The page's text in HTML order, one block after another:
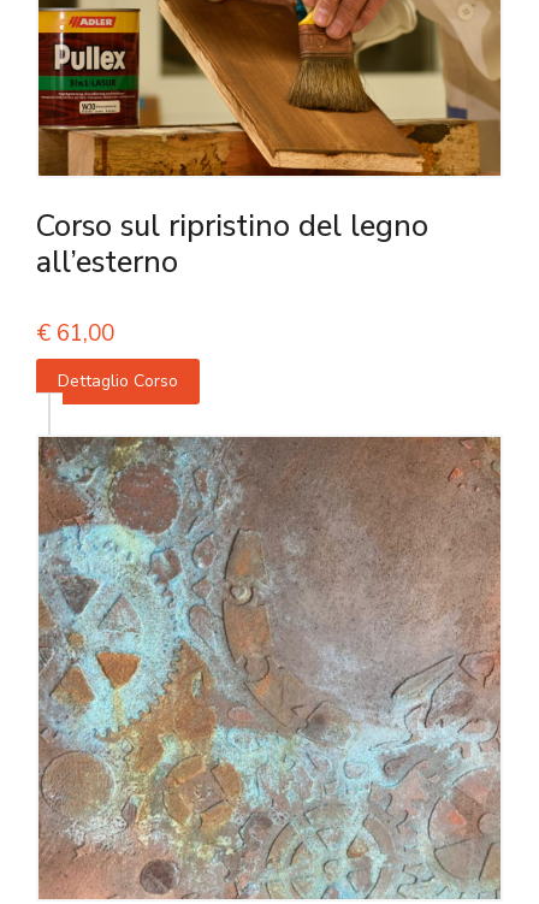
Corso sul ripristino del legno
all’esterno
€ 61,00
Dettaglio Corso